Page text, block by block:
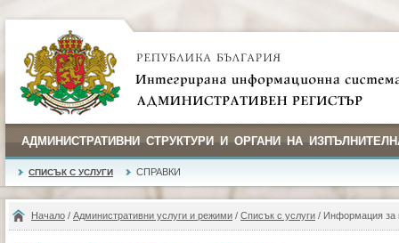
АДМИНИСТРАТИВНИ СТРУКТУРИ И ОРГАНИ НА
СПИСЪК С УСЛУГИ СПРАВКИ
Начало / Административни услуги и режими / Списък с услуги / Информация за